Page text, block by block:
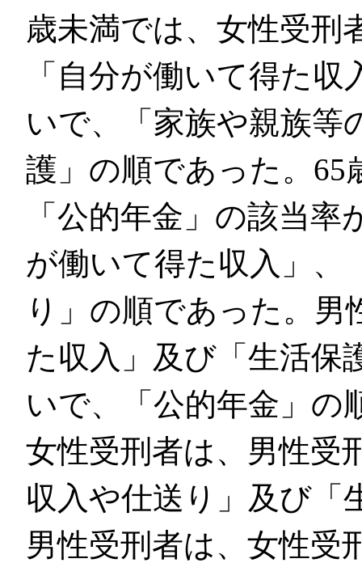
歳未満では、女性受刑
「自分が働いて得た
いで、「家族や親族等
護」の順であった。65
「公的年金」の該当
が働いて得た収入」、
り」の順であった。
た収入」及び「生活保
いで、「公的年金」の
女性受刑者は、男性受
収入や仕送り」及び「
男性受刑者は、女性受